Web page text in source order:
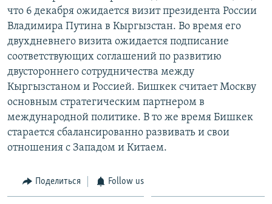
что 6 декабря ожидается визит президента России
Владимира Путина в Кыргызстан. Во время его
двухдневнего визита ожидается подписание
соответствующих соглашений по развитию
двустороннего сотрудничества между
Кыргызстаном и Россией. Бишкек считает Москву
основным стратегическим партнером в
международной политике. В то же время Бишкек
старается сбалансированно развивать и свои
отношения с Западом и Китаем.
Поделиться Follow us